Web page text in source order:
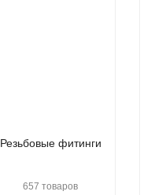
Резьбовые фитинги
657 товаров